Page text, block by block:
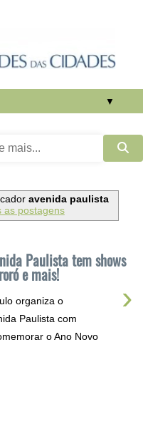
▼
avenida paulista
as postagens
Paulista tem shows
e mais!
›
organiza o
Paulista com
o Ano Novo